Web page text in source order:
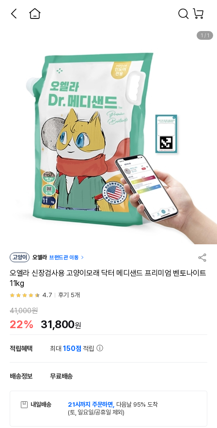
1 / 1
고양이 오엘라 브랜드관 이동
오엘라 신장검사용 고양이모래 닥터 메디샌드 프리미엄 벤토나이트
11kg
4.7 후기 5개
41,000원
22% 31,800원
적립혜택 최대150점 적립
배송정보 무료배송
내일배송 21시까지 주문하면, 다음날 95% 도착
(토, 일요일/공휴일 제외)